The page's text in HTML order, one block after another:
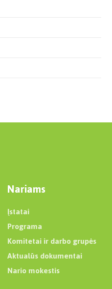
Nariams
Įstatai
Programa
Komitetai ir darbo grupės
Aktualūs dokumentai
Nario mokestis